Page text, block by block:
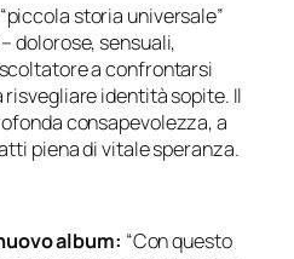
storia universale”
dolorose, sensuali,
a confrontarsi
risvegliare identità sopite. Il
consapevolezza, a
piena di vitale speranza.
album: “Con questo